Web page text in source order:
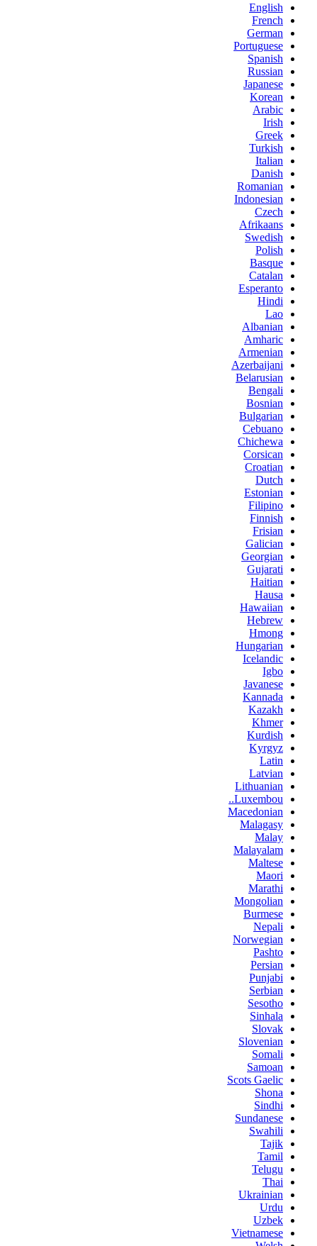
English
French
German
Portuguese
Spanish
Russian
Japanese
Korean
Arabic
Irish
Greek
Turkish
Italian
Danish
Romanian
Indonesian
Czech
Afrikaans
Swedish
Polish
Basque
Catalan
Esperanto
Hindi
Lao
Albanian
Amharic
Armenian
Azerbaijani
Belarusian
Bengali
Bosnian
Bulgarian
Cebuano
Chichewa
Corsican
Croatian
Dutch
Estonian
Filipino
Finnish
Frisian
Galician
Georgian
Gujarati
Haitian
Hausa
Hawaiian
Hebrew
Hmong
Hungarian
Icelandic
Igbo
Javanese
Kannada
Kazakh
Khmer
Kurdish
Kyrgyz
Latin
Latvian
Lithuanian
Luxembou..
Macedonian
Malagasy
Malay
Malayalam
Maltese
Maori
Marathi
Mongolian
Burmese
Nepali
Norwegian
Pashto
Persian
Punjabi
Serbian
Sesotho
Sinhala
Slovak
Slovenian
Somali
Samoan
Scots Gaelic
Shona
Sindhi
Sundanese
Swahili
Tajik
Tamil
Telugu
Thai
Ukrainian
Urdu
Uzbek
Vietnamese